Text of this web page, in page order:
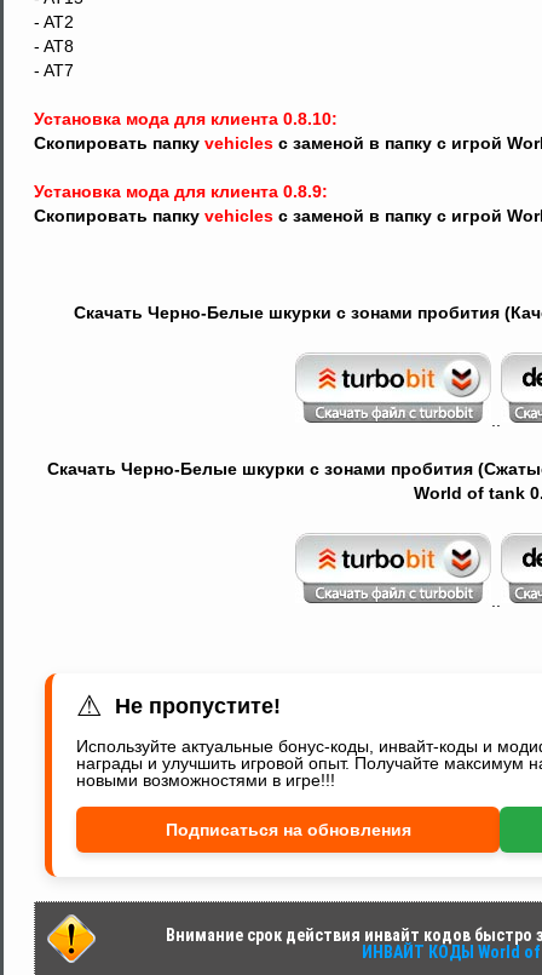
- AT2
- AT8
- AT7
Установка мода для клиента 0.8.10:
Скопировать папку vehicles с заменой в папку с игрой
Установка мода для клиента 0.8.9:
Скопировать папку vehicles с заменой в папку с игрой
Скачать Черно-Белые шкурки с зонами пробития
Скачать Черно-Белые шкурки с зонами пробития
World of tank
⚠ Не пропустите!
Используйте актуальные бонус-коды, инвайт-коды и
награды и улучшить игровой опыт. Получайте максимум
новыми возможностями в игре!!!
Подписаться на обновления
Внимание срок действия инвайт кодов быстро
ИНВАЙТ КОДЫ World